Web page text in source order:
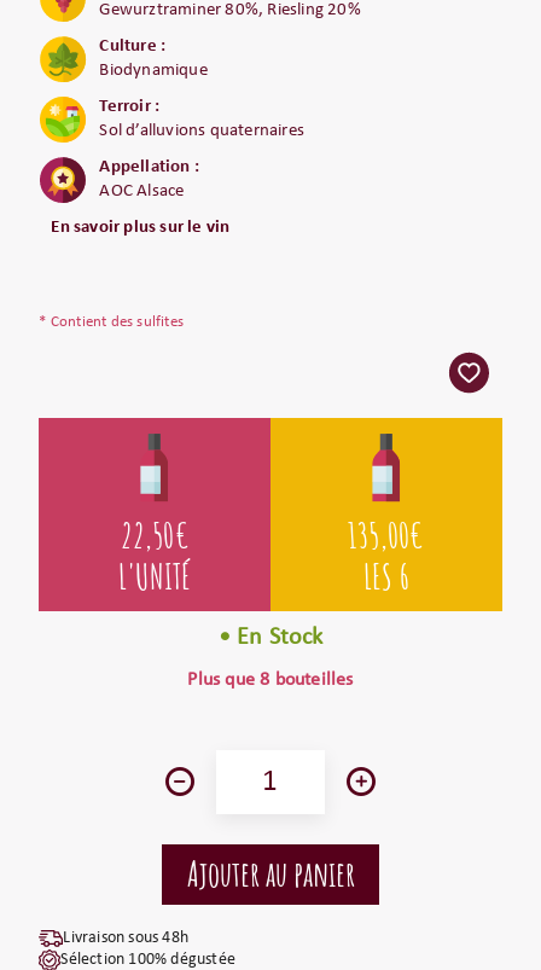
Gewurztraminer 80%, Riesling 20%
Culture :
Biodynamique
Terroir :
Sol d’alluvions quaternaires
Appellation :
AOC Alsace
En savoir plus sur le vin
* Contient des sulfites
22,50€
L'UNITÉ
135,00€
LES 6
• En Stock
Plus que 8 bouteilles
Livraison sous 48h
Sélection 100% dégustée